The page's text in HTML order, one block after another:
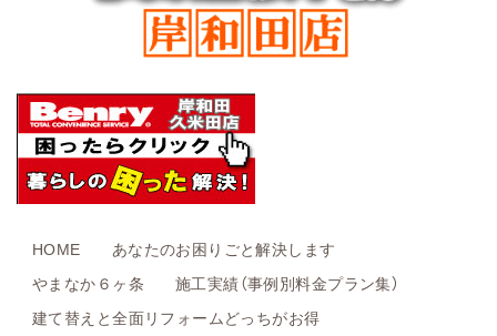
HOME
あなたのお困りごと解決します
やまなか６ヶ条
施工実績（事例別料金プラン集）
建て替えと全面リフォームどっちがお得